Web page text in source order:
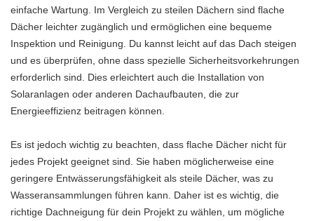
einfache Wartung. Im Vergleich zu steilen Dächern sind flache
Dächer leichter zugänglich und ermöglichen eine bequeme
Inspektion und Reinigung. Du kannst leicht auf das Dach steigen
und es überprüfen, ohne dass spezielle Sicherheitsvorkehrungen
erforderlich sind. Dies erleichtert auch die Installation von
Solaranlagen oder anderen Dachaufbauten, die zur
Energieeffizienz beitragen können.
Es ist jedoch wichtig zu beachten, dass flache Dächer nicht für
jedes Projekt geeignet sind. Sie haben möglicherweise eine
geringere Entwässerungsfähigkeit als steile Dächer, was zu
Wasseransammlungen führen kann. Daher ist es wichtig, die
richtige Dachneigung für dein Projekt zu wählen, um mögliche